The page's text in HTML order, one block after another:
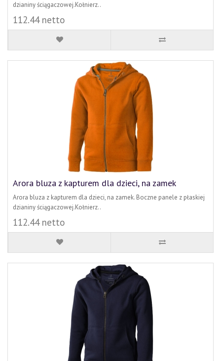
dzianiny ściągaczowej.Kołnierz..
112.44 netto
Arora bluza z kapturem dla dzieci, na zamek
Arora bluza z kapturem dla dzieci, na zamek. Boczne panele z płaskiej
dzianiny ściągaczowej.Kołnierz..
112.44 netto